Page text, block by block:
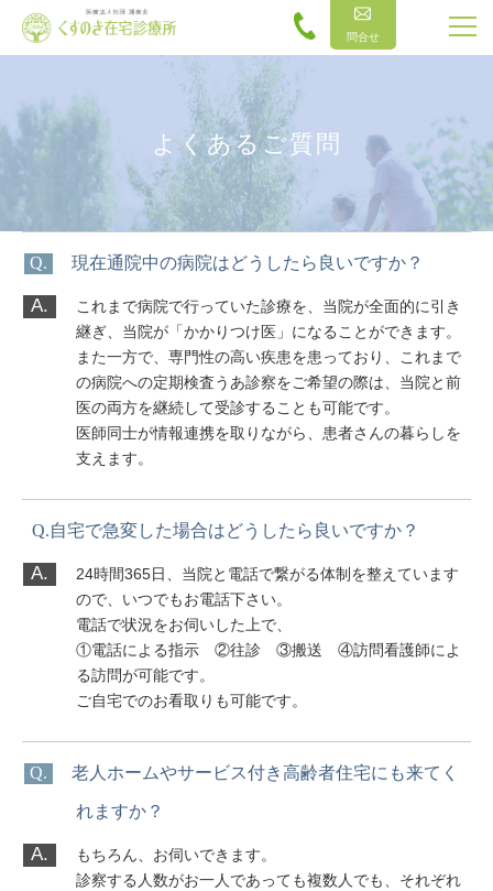
問合せ
よくあるご質問
Q. 現在通院中の病院はどうしたら良いですか？
A.
これまで病院で行っていた診療を、当院が全面的に引き
継ぎ、当院が「かかりつけ医」になることができます。
また一方で、専門性の高い疾患を患っており、これまで
の病院への定期検査うあ診察をご希望の際は、当院と前
医の両方を継続して受診することも可能です。
医師同士が情報連携を取りながら、患者さんの暮らしを
支えます。
Q.自宅で急変した場合はどうしたら良いですか？
A.
24時間365日、当院と電話で繋がる体制を整えています
ので、いつでもお電話下さい。
電話で状況をお伺いした上で、
①電話による指示 ②往診 ③搬送 ④訪問看護師によ
る訪問が可能です。
ご自宅でのお看取りも可能です。
Q. 老人ホームやサービス付き高齢者住宅にも来てく
れますか？
A.
もちろん、お伺いできます。
診察する人数がお一人であっても複数人でも、それぞれ